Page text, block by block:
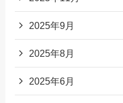
2025年9月
2025年8月
2025年6月